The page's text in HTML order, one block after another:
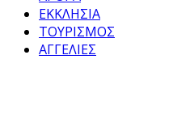
ΕΚΚΛΗΣΙΑ
ΤΟΥΡΙΣΜΟΣ
ΑΓΓΕΛΙΕΣ